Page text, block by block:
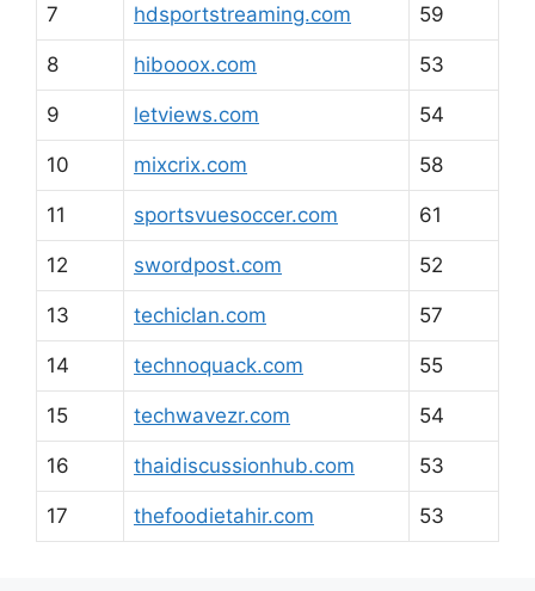
7 hdsportstreaming.com 59
8 hibooox.com 53
9 letviews.com 54
10 mixcrix.com 58
11 sportsvuesoccer.com 61
12 swordpost.com 52
13 techiclan.com 57
14 technoquack.com 55
15 techwavezr.com 54
16 thaidiscussionhub.com 53
17 thefoodietahir.com 53